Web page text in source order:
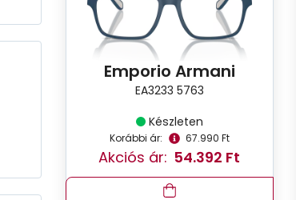
Emporio Armani
EA3233 5763
Készleten
Korábbi ár: 67.990 Ft
Akciós ár: 54.392 Ft